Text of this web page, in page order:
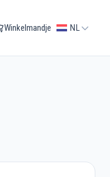
Winkelmandje NL